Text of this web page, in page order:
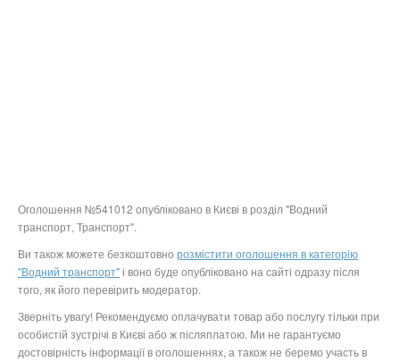
Оголошення №541012 опубліковано в Києві в розділ "Водний
транспорт, Транспорт".
Ви також можете безкоштовно розмістити оголошення в категорію
"Водний транспорт"і воно буде опубліковано на сайті одразу після
того, як його перевірить модератор.
Зверніть увагу! Рекомендуємо оплачувати товар або послугу тільки при
особистій зустрічі в Києві або ж післяплатою. Ми не гарантуємо
достовірність інформації в оголошеннях, а також не беремо участь в